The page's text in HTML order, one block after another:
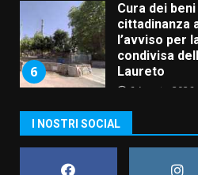
6
Cura dei
cittadinanza
l’avviso per
condivisa
Laureto
6 Agosto 2026
assoluta de
Belvedere. Il
6 Agosto 2026
I NOSTRI SOCIAL